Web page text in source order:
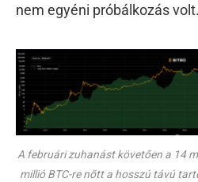
nem egyéni próbálkozás volt.
A februári zuhanást követően a 14
millió BTC-re nőtt a hosszú távú